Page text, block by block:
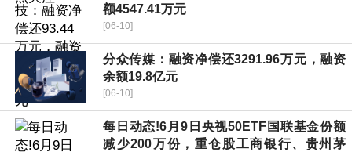
额4547.41万元
[06-10]
分众传媒：融资净偿还3291.96万元，融资
余额19.8亿元
[06-10]
每日动态!6月9日央视50ETF国联基金份额
减少200万份，重仓股工商银行、贵州茅